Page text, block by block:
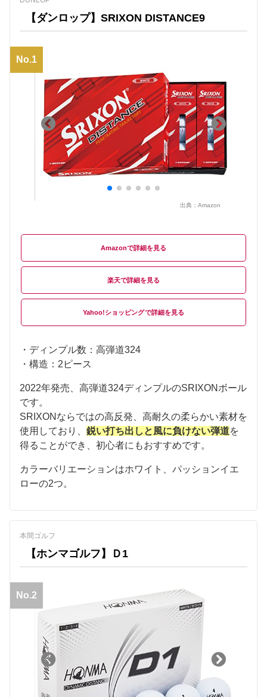
【ダンロップ】SRIXON DISTANCE9
No.1
出典： Amazon
Amazon
楽天
Yahoo!ショッピング
・ディンプル数：高弾道324
・構造：2ピース
2022年発売、高弾道324ディンプルのSRIXONボール
です。
SRIXONならではの高反発、高耐久の柔らかい素材を
使用しており、 鋭い打ち出しと風に負けない弾道を
得ることができ、初心者にもおすすめです。
カラーバリエーションはホワイト、パッションイエ
ローの2つ。
本間ゴルフ
【ホンマゴルフ】Ｄ1
No.2